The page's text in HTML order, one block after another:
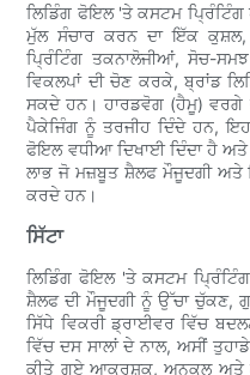
ਲਿਡਿੰਗ ਫੋਇਲ 'ਤੇ ਕਸਟਮ ਪ੍ਰਿੰਟਿੰਗ
ਮੁੱਲ ਸੰਚਾਰ ਕਰਨ ਦਾ ਇੱਕ ਕੁਸ਼ਲ,
ਪ੍ਰਿੰਟਿੰਗ ਤਕਨਾਲੋਜੀਆਂ, ਸੋਚ-
ਵਿਕਲਪਾਂ ਦੀ ਚੋਣ ਕਰਕੇ, ਬ੍ਰਾਂਡ
ਸਕਦੇ ਹਨ। ਹਾਰਡਵੋਗ (ਹੈਮੂ) ਵਰਗੇ
ਪੈਕੇਜਿੰਗ ਨੂੰ ਤਰਜੀਹ ਦਿੰਦੇ ਹਨ, ਇਹ
ਫੋਇਲ ਵਧੀਆ ਦਿਖਾਈ ਦਿੰਦਾ ਹੈ
ਲਾਭ ਜੋ ਮਜ਼ਬੂਤ ​​ਸ਼ੈਲਫ ਮੌਜੂਦਗੀ ਅਤੇ
ਕਰਦੇ ਹਨ।
ਸਿੱਟਾ
ਲਿਡਿੰਗ ਫੋਇਲ 'ਤੇ ਕਸਟਮ
ਸ਼ੈਲਫ ਦੀ ਮੌਜੂਦਗੀ ਨੂੰ ਉੱਚਾ ਚੁੱਕਣ,
ਸਿੱਧੇ ਵਿਕਰੀ ਡ੍ਰਾਈਵਰ ਵਿੱਚ
ਵਿੱਚ ਦਸ ਸਾਲਾਂ ਦੇ ਨਾਲ, ਅਸੀਂ
ਕੀਤੇ ਗਏ ਆਕਰਸ਼ਕ, ਅਨੁਕੂਲ ਅਤੇ